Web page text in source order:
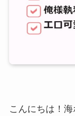
こんにちは！